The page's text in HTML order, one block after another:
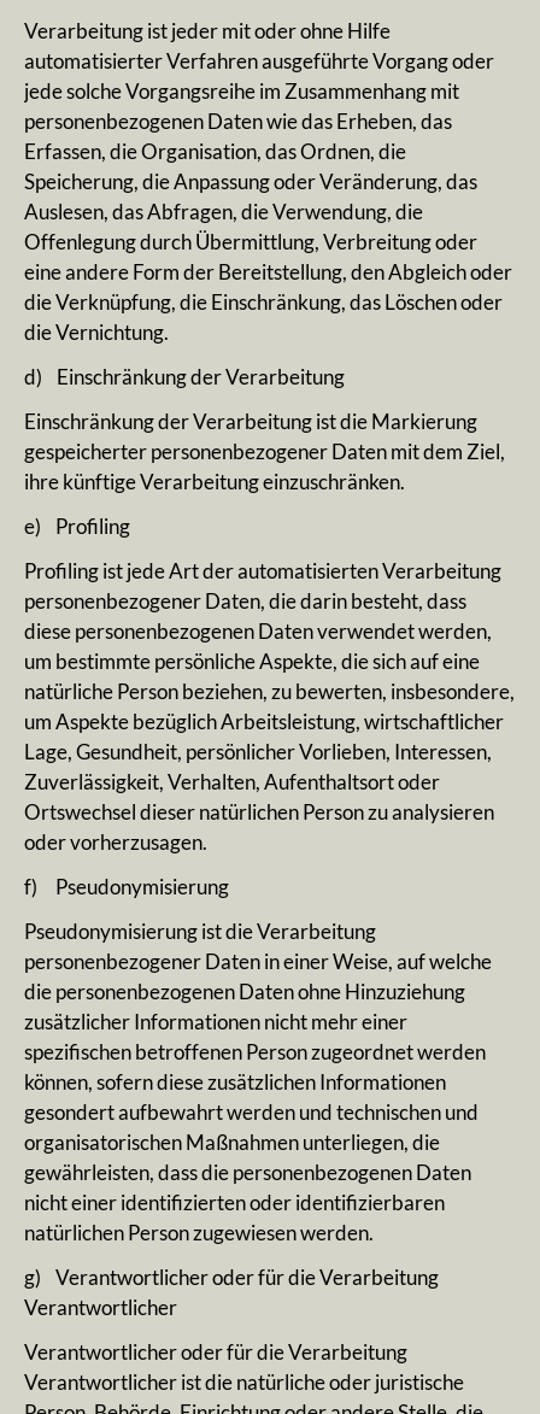
Verarbeitung ist jeder mit oder ohne Hilfe
automatisierter Verfahren ausgeführte Vorgang oder
jede solche Vorgangsreihe im Zusammenhang mit
personenbezogenen Daten wie das Erheben, das
Erfassen, die Organisation, das Ordnen, die
Speicherung, die Anpassung oder Veränderung, das
Auslesen, das Abfragen, die Verwendung, die
Offenlegung durch Übermittlung, Verbreitung oder
eine andere Form der Bereitstellung, den Abgleich oder
die Verknüpfung, die Einschränkung, das Löschen oder
die Vernichtung.
d) Einschränkung der Verarbeitung
Einschränkung der Verarbeitung ist die Markierung
gespeicherter personenbezogener Daten mit dem Ziel,
ihre künftige Verarbeitung einzuschränken.
e) Profiling
Profiling ist jede Art der automatisierten Verarbeitung
personenbezogener Daten, die darin besteht, dass
diese personenbezogenen Daten verwendet werden,
um bestimmte persönliche Aspekte, die sich auf eine
natürliche Person beziehen, zu bewerten, insbesondere,
um Aspekte bezüglich Arbeitsleistung, wirtschaftlicher
Lage, Gesundheit, persönlicher Vorlieben, Interessen,
Zuverlässigkeit, Verhalten, Aufenthaltsort oder
Ortswechsel dieser natürlichen Person zu analysieren
oder vorherzusagen.
f) Pseudonymisierung
Pseudonymisierung ist die Verarbeitung
personenbezogener Daten in einer Weise, auf welche
die personenbezogenen Daten ohne Hinzuziehung
zusätzlicher Informationen nicht mehr einer
spezifischen betroffenen Person zugeordnet werden
können, sofern diese zusätzlichen Informationen
gesondert aufbewahrt werden und technischen und
organisatorischen Maßnahmen unterliegen, die
gewährleisten, dass die personenbezogenen Daten
nicht einer identifizierten oder identifizierbaren
natürlichen Person zugewiesen werden.
g) Verantwortlicher oder für die Verarbeitung
Verantwortlicher
Verantwortlicher oder für die Verarbeitung
Verantwortlicher ist die natürliche oder juristische